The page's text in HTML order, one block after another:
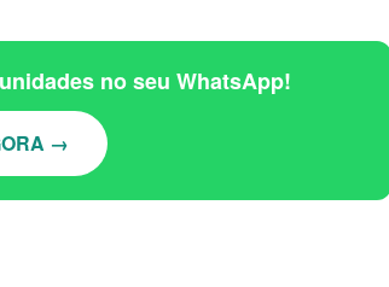
no seu WhatsApp!
→